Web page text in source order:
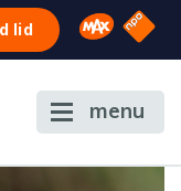
lid Omroep
NPO
menu